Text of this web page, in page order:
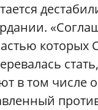
которых
стать,
в том числе